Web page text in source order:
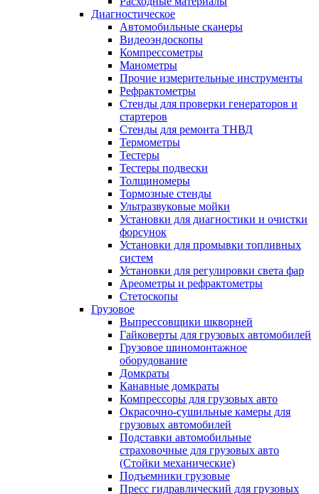
Диагностическое
Автомобильные сканеры
Видеоэндоскопы
Компрессометры
Манометры
Прочие измерительные инструменты
Рефрактометры
Стенды для проверки генераторов и
стартеров
Стенды для ремонта ТНВД
Термометры
Тестеры
Тестеры подвески
Толщиномеры
Тормозные стенды
Ультразвуковые мойки
Установки для диагностики и очистки
форсунок
Установки для промывки топливных
систем
Установки для регулировки света фар
Ареометры и рефрактометры
Стетоскопы
Грузовое
Выпрессовщики шкворней
Гайковерты для грузовых автомобилей
Грузовое шиномонтажное
оборудование
Домкраты
Канавные домкраты
Компрессоры для грузовых авто
Окрасочно-сушильные камеры для
грузовых автомобилей
Подставки автомобильные
страховочные для грузовых авто
(Стойки механические)
Подъемники грузовые
Пресс гидравлический для грузовых